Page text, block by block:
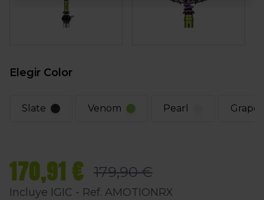
Elegir Color
Slate Venom Pearl Grape
170,91 € 179,90 €
Incluye IGIC - Ref. AMOTIONRX